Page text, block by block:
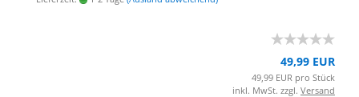
49,99 EUR
49,99 EUR pro Stück
inkl. MwSt. zzgl. Versand